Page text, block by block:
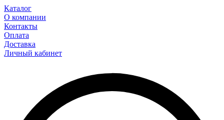
Каталог
О компании
Контакты
Оплата
Доставка
Личный кабинет